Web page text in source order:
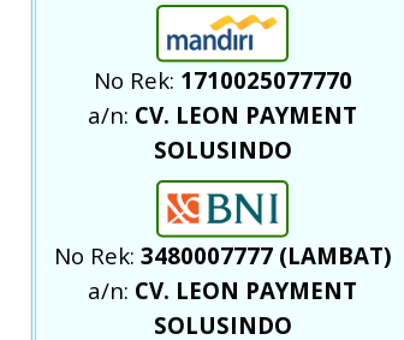
No Rek: 1710025077770
a/n: CV. LEON PAYMENT
SOLUSINDO
No Rek: 3480007777 (LAMBAT)
a/n: CV. LEON PAYMENT
SOLUSINDO